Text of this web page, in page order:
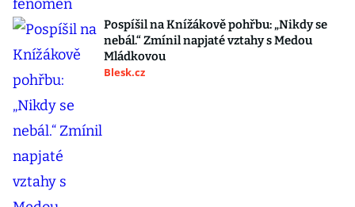
Pospíšil na Knížákově pohřbu: „Nikdy se
nebál.“ Zmínil napjaté vztahy s Medou
Mládkovou
Blesk.cz